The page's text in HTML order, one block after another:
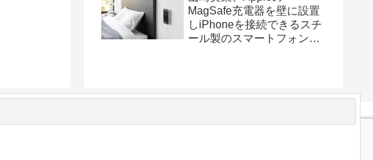
ルディスプレイ以上の出力
が可能に。
MagSafe充電器を壁に設置
しiPhoneを接続できるスチ
ール製のスマートフォンホ